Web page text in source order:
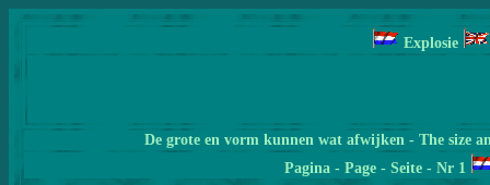
Explosie
De grote en vorm kunnen wat afwijken - The size
Pagina - Page - Seite - Nr 1